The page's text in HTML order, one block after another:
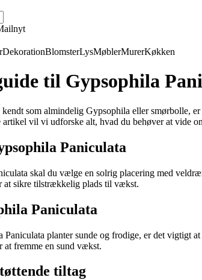
DekorationBlomsterLysMøblerMurerKøkken
til Gypsophila
som almindelig Gypsophila eller smørbolle,
vil vi udforske alt, hvad du behøver at vide
Paniculata
skal du vælge en solrig placering med
at sikre tilstrækkelig plads til vækst.
Paniculata
Paniculata planter sunde og frodige, er det vigtigt
at fremme en sund vækst.
tiltag